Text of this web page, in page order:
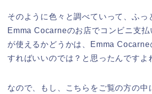
そのように色々と調べていって、ふっ
Emma Cocarneのお店でコンビニ支払
が使えるかどうかは、Emma Cocarne
すればいいのでは？と思ったんですよ
なので、もし、こちらをご覧の方の中